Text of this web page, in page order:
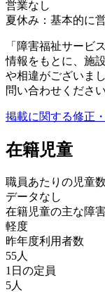
営業なし
夏休み：基本的に
「障害福祉サービ
情報をもとに、施
や相違がございま
問い合わせください
掲載に関する修正
在籍児童
職員あたりの児童数
データなし
在籍児童の主な障
軽度
昨年度利用者数
55人
1日の定員
5人